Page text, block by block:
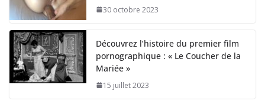
30 octobre 2023
Découvrez l’histoire du premier film
pornographique : « Le Coucher de la
Mariée »
15 juillet 2023